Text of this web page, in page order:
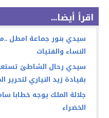
اقرأ أيضا...
سيدي بنور جماعة امطل
النساء والفتيات
سيدي رحال الشاطئ
بقيادة زيد النياري
جلالة الملك يوجه خطابا
الخضراء